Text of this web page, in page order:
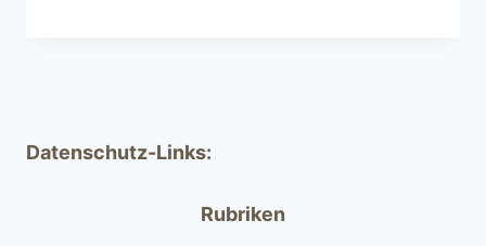
Datenschutz-Links:
Rubriken